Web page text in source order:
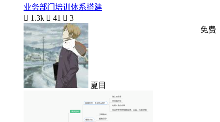
业务部门培训体系搭建
 1.3k  41  3
夏目
免费